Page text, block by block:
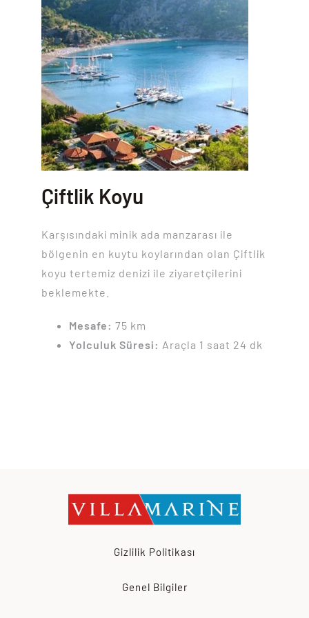
Çiftlik Koyu
Karşısındaki minik ada manzarası ile
bölgenin en kuytu koylarından olan Çiftlik
koyu tertemiz denizi ile ziyaretçilerini
beklemekte.
Mesafe: 75 km
Yolculuk Süresi: Araçla 1 saat 24 dk
Gizlilik Politikası
Genel Bilgiler